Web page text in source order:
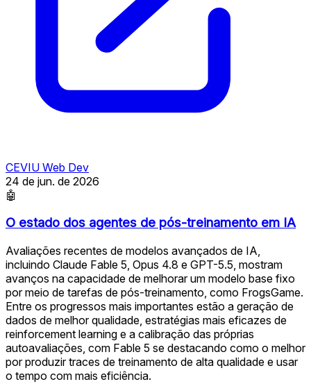
CEVIU Web Dev
24 de jun. de 2026
🤖
O estado dos agentes de pós-treinamento em IA
Avaliações recentes de modelos avançados de IA,
incluindo Claude Fable 5, Opus 4.8 e GPT-5.5, mostram
avanços na capacidade de melhorar um modelo base fixo
por meio de tarefas de pós-treinamento, como FrogsGame.
Entre os progressos mais importantes estão a geração de
dados de melhor qualidade, estratégias mais eficazes de
reinforcement learning e a calibração das próprias
autoavaliações, com Fable 5 se destacando como o melhor
por produzir traces de treinamento de alta qualidade e usar
o tempo com mais eficiência.